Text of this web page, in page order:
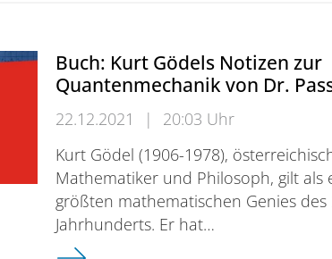
Buch: Kurt Gödels Notizen zur
Quantenmechanik von Dr.
22.12.2021 |
20:03 Uhr
Kurt Gödel (1906-1978),
Mathematiker und Philosoph, gilt als
größten mathematischen Genies des
Jahrhunderts. Er hat…
Buch: Kurt Gödels Notizen zur